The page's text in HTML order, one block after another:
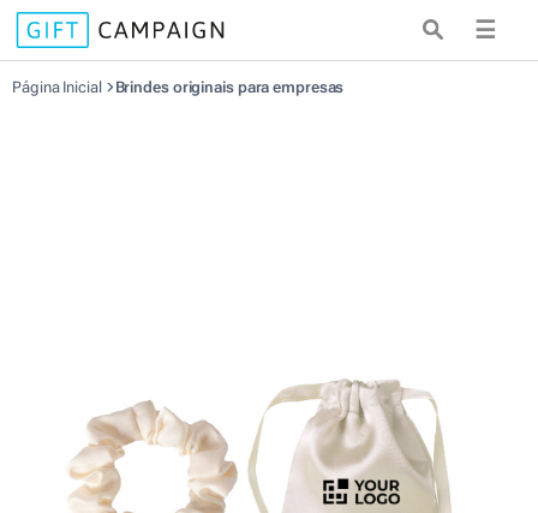
☰
Página Inicial Brindes originais para empresas